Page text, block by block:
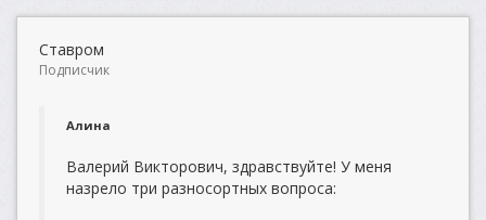
Ставром
Подписчик
Алина
Валерий Викторович, здравствуйте! У меня
назрело три разносортных вопроса: